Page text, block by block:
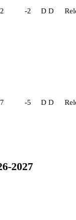
2 -2 D D
7 -5 D D
2027